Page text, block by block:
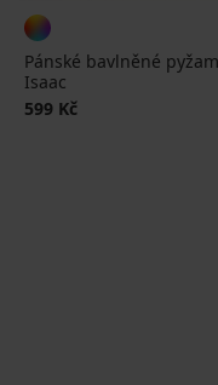
Pánské bavlněné
Isaac
599 Kč